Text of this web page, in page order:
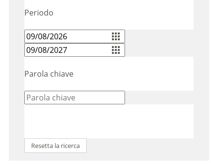
Periodo
Parola chiave
Resetta la ricerca